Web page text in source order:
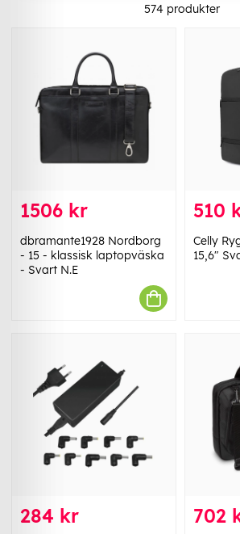
574 produkter
1506 kr
dbramante1928 Nordborg
- 15 - klassisk laptopväska
- Svart N.E
510
Celly
15,6"
284 kr 702